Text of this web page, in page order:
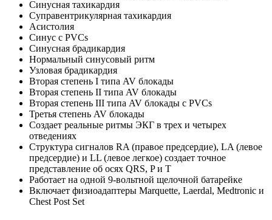
Синусная тахикардия
Суправентрикулярная тахикардия
Асистолия
Синус с PVCs
Синусная брадикардия
Нормальный синусовый ритм
Узловая брадикардия
Вторая степень I типа AV блокады
Вторая степень II типа AV блокады
Вторая степень III типа AV блокады c PVCs
Третья степень AV блокады
Создает реальные ритмы ЭКГ в трех и четырех
отведениях
Структура сигналов RA (правое предсердие), LA (левое
предсердие) и LL (левое легкое) создает точное
представление об осях QRS, P и T
Работает на одной 9-вольтной щелочной батарейке
Включает физиоадаптеры Marquette, Laerdal, Medtronic и
Chest Post Set